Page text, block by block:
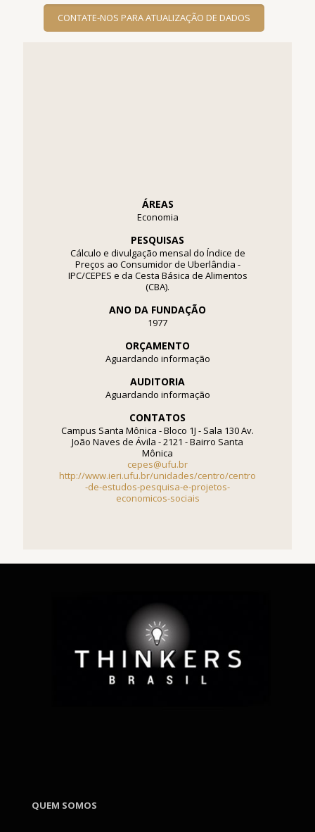
CONTATE-NOS PARA ATUALIZAÇÃO DE DADOS
ÁREAS
Economia
PESQUISAS
Cálculo e divulgação mensal do Índice de
Preços ao Consumidor de Uberlândia -
IPC/CEPES e da Cesta Básica de Alimentos
(CBA).
ANO DA FUNDAÇÃO
1977
ORÇAMENTO
Aguardando informação
AUDITORIA
Aguardando informação
CONTATOS
Campus Santa Mônica - Bloco 1J - Sala 130 Av.
João Naves de Ávila - 2121 - Bairro Santa
Mônica
cepes@ufu.br
http://www.ieri.ufu.br/unidades/centro/centro
-de-estudos-pesquisa-e-projetos-
economicos-sociais
QUEM SOMOS